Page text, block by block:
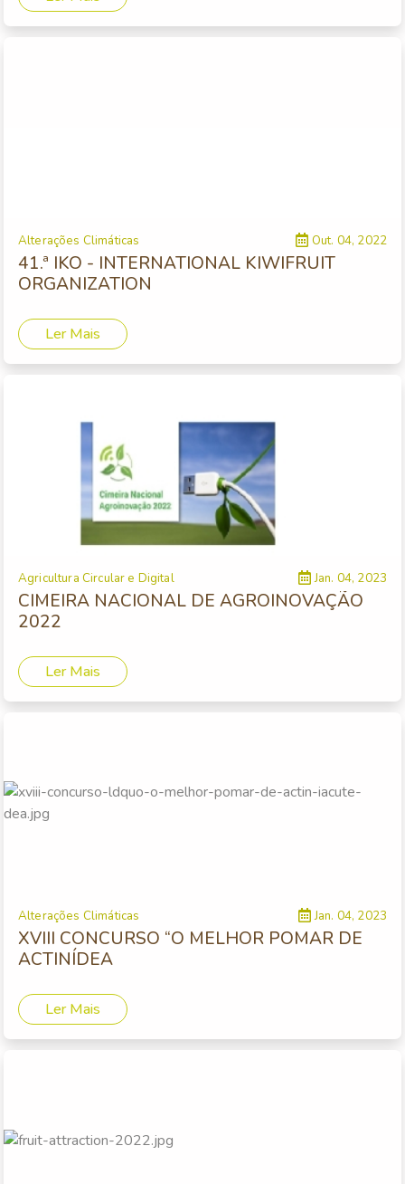
Alterações Climáticas Out. 04, 2022
41.ª IKO - INTERNATIONAL KIWIFRUIT
ORGANIZATION
Ler Mais
Agricultura Circular e Digital Jan. 04, 2023
CIMEIRA NACIONAL DE AGROINOVAÇÃO
2022
Ler Mais
Alterações Climáticas Jan. 04, 2023
XVIII CONCURSO “O MELHOR POMAR DE
ACTINÍDEA
Ler Mais